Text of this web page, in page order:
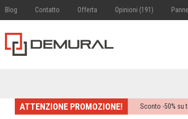
Blog Contatto Offerta Opinioni (191)
ATTENZIONE PROMOZIONE! Sconto -50% su